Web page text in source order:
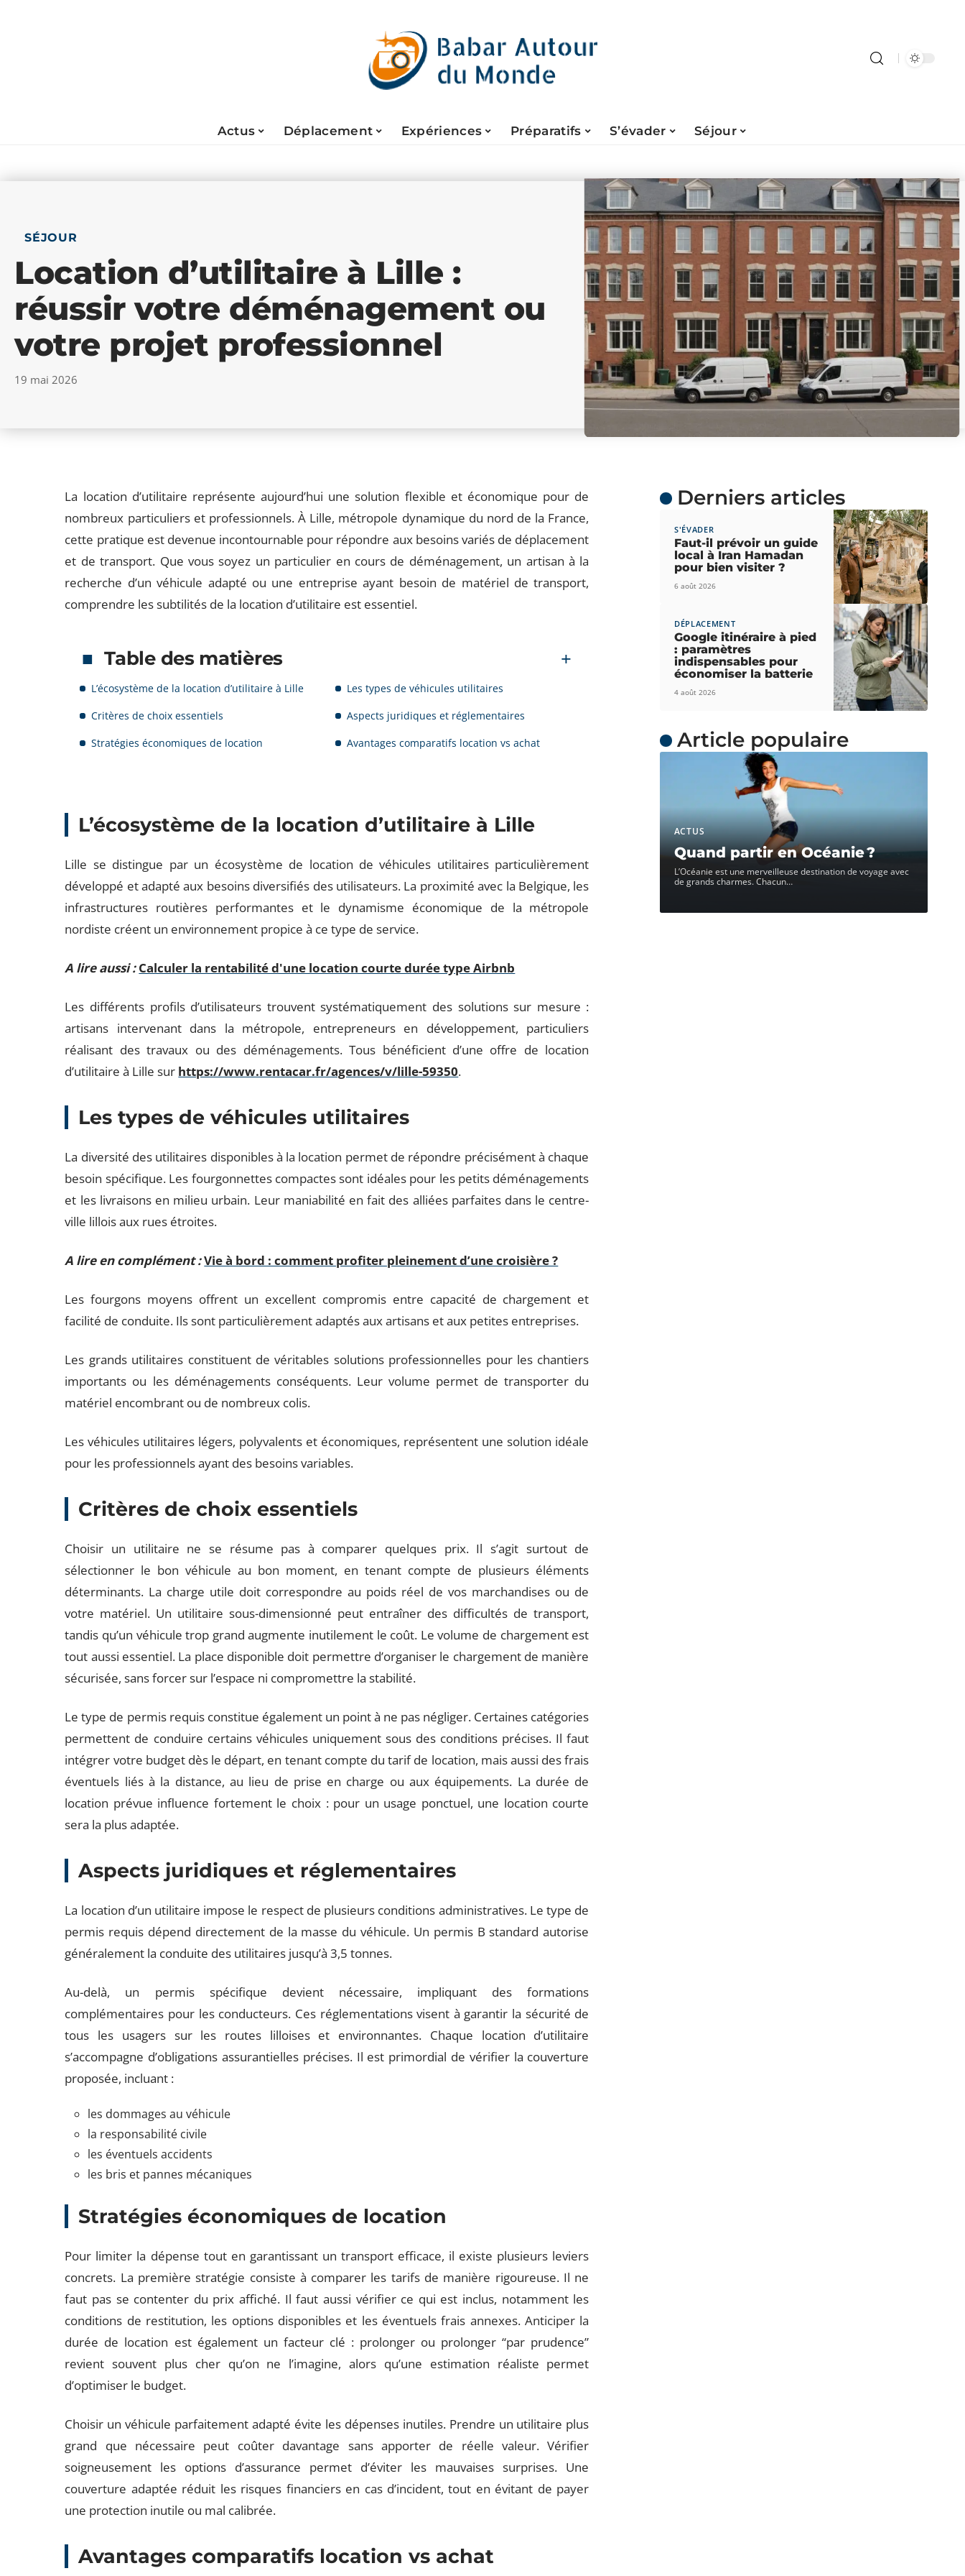
Actus Déplacement Expériences Préparatifs S’évader Séjour
SÉJOUR
Location d’utilitaire à Lille :
réussir votre déménagement ou
votre projet professionnel
19 mai 2026
La location d’utilitaire représente aujourd’hui une solution flexible et économique pour de
nombreux particuliers et professionnels. À Lille, métropole dynamique du nord de la France,
cette pratique est devenue incontournable pour répondre aux besoins variés de déplacement
et de transport. Que vous soyez un particulier en cours de déménagement, un artisan à la
recherche d’un véhicule adapté ou une entreprise ayant besoin de matériel de transport,
comprendre les subtilités de la location d’utilitaire est essentiel.
Table des matières
L’écosystème de la location d’utilitaire à Lille
Les types de véhicules utilitaires
Critères de choix essentiels
Aspects juridiques et réglementaires
Stratégies économiques de location
Avantages comparatifs location vs achat
L’écosystème de la location d’utilitaire à Lille
Lille se distingue par un écosystème de location de véhicules utilitaires particulièrement
développé et adapté aux besoins diversifiés des utilisateurs. La proximité avec la Belgique, les
infrastructures routières performantes et le dynamisme économique de la métropole
nordiste créent un environnement propice à ce type de service.
A lire aussi : Calculer la rentabilité d'une location courte durée type Airbnb
Les différents profils d’utilisateurs trouvent systématiquement des solutions sur mesure :
artisans intervenant dans la métropole, entrepreneurs en développement, particuliers
réalisant des travaux ou des déménagements. Tous bénéficient d’une offre de location
d’utilitaire à Lille sur https://www.rentacar.fr/agences/v/lille-59350.
Les types de véhicules utilitaires
La diversité des utilitaires disponibles à la location permet de répondre précisément à chaque
besoin spécifique. Les fourgonnettes compactes sont idéales pour les petits déménagements
et les livraisons en milieu urbain. Leur maniabilité en fait des alliées parfaites dans le centre-
ville lillois aux rues étroites.
A lire en complément :Vie à bord : comment profiter pleinement d’une croisière ?
Les fourgons moyens offrent un excellent compromis entre capacité de chargement et
facilité de conduite. Ils sont particulièrement adaptés aux artisans et aux petites entreprises.
Les grands utilitaires constituent de véritables solutions professionnelles pour les chantiers
importants ou les déménagements conséquents. Leur volume permet de transporter du
matériel encombrant ou de nombreux colis.
Les véhicules utilitaires légers, polyvalents et économiques, représentent une solution idéale
pour les professionnels ayant des besoins variables.
Critères de choix essentiels
Choisir un utilitaire ne se résume pas à comparer quelques prix. Il s’agit surtout de
sélectionner le bon véhicule au bon moment, en tenant compte de plusieurs éléments
déterminants. La charge utile doit correspondre au poids réel de vos marchandises ou de
votre matériel. Un utilitaire sous-dimensionné peut entraîner des difficultés de transport,
tandis qu’un véhicule trop grand augmente inutilement le coût. Le volume de chargement est
tout aussi essentiel. La place disponible doit permettre d’organiser le chargement de manière
sécurisée, sans forcer sur l’espace ni compromettre la stabilité.
Le type de permis requis constitue également un point à ne pas négliger. Certaines catégories
permettent de conduire certains véhicules uniquement sous des conditions précises. Il faut
intégrer votre budget dès le départ, en tenant compte du tarif de location, mais aussi des frais
éventuels liés à la distance, au lieu de prise en charge ou aux équipements. La durée de
location prévue influence fortement le choix : pour un usage ponctuel, une location courte
sera la plus adaptée.
Aspects juridiques et réglementaires
La location d’un utilitaire impose le respect de plusieurs conditions administratives. Le type de
permis requis dépend directement de la masse du véhicule. Un permis B standard autorise
généralement la conduite des utilitaires jusqu’à 3,5 tonnes.
Au-delà, un permis spécifique devient nécessaire, impliquant des formations
complémentaires pour les conducteurs. Ces réglementations visent à garantir la sécurité de
tous les usagers sur les routes lilloises et environnantes. Chaque location d’utilitaire
s’accompagne d’obligations assurantielles précises. Il est primordial de vérifier la couverture
proposée, incluant :
les dommages au véhicule
la responsabilité civile
les éventuels accidents
les bris et pannes mécaniques
Stratégies économiques de location
Pour limiter la dépense tout en garantissant un transport efficace, il existe plusieurs leviers
concrets. La première stratégie consiste à comparer les tarifs de manière rigoureuse. Il ne
faut pas se contenter du prix affiché. Il faut aussi vérifier ce qui est inclus, notamment les
conditions de restitution, les options disponibles et les éventuels frais annexes. Anticiper la
durée de location est également un facteur clé : prolonger ou prolonger “par prudence”
revient souvent plus cher qu’on ne l’imagine, alors qu’une estimation réaliste permet
d’optimiser le budget.
Choisir un véhicule parfaitement adapté évite les dépenses inutiles. Prendre un utilitaire plus
grand que nécessaire peut coûter davantage sans apporter de réelle valeur. Vérifier
soigneusement les options d’assurance permet d’éviter les mauvaises surprises. Une
couverture adaptée réduit les risques financiers en cas d’incident, tout en évitant de payer
une protection inutile ou mal calibrée.
Avantages comparatifs location vs achat
Derniers articles
S'ÉVADER
Faut-il prévoir un guide
local à Iran Hamadan
pour bien visiter ?
6 août 2026
DÉPLACEMENT
Google itinéraire à pied
: paramètres
indispensables pour
économiser la batterie
4 août 2026
Article populaire
ACTUS
Quand partir en Océanie ?
L’Océanie est une merveilleuse destination de voyage avec
de grands charmes. Chacun…